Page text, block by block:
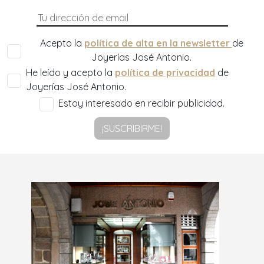
Acepto la política de alta en la newsletter de
Joyerías José Antonio.
He leído y acepto la política de privacidad de
Joyerías José Antonio.
Estoy interesado en recibir publicidad.
¡SUSCRIBIRME!